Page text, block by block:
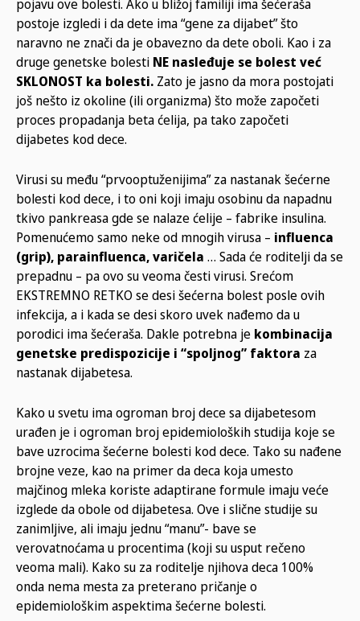
pojavu ove bolesti. Ako u bližoj familiji ima šećeraša
postoje izgledi i da dete ima “gene za dijabet” što
naravno ne znači da je obavezno da dete oboli. Kao i za
druge genetske bolesti NE nasleđuje se bolest već
SKLONOST ka bolesti. Zato je jasno da mora postojati
još nešto iz okoline (ili organizma) što može započeti
proces propadanja beta ćelija, pa tako započeti
dijabetes kod dece.
Virusi su među “prvooptuženijima” za nastanak šećerne
bolesti kod dece, i to oni koji imaju osobinu da napadnu
tkivo pankreasa gde se nalaze ćelije – fabrike insulina.
Pomenućemo samo neke od mnogih virusa – influenca
(grip), parainfluenca, varičela … Sada će roditelji da se
prepadnu – pa ovo su veoma česti virusi. Srećom
EKSTREMNO RETKO se desi šećerna bolest posle ovih
infekcija, a i kada se desi skoro uvek nađemo da u
porodici ima šećeraša. Dakle potrebna je kombinacija
genetske predispozicije i “spoljnog” faktora za
nastanak dijabetesa.
Kako u svetu ima ogroman broj dece sa dijabetesom
urađen je i ogroman broj epidemioloških studija koje se
bave uzrocima šećerne bolesti kod dece. Tako su nađene
brojne veze, kao na primer da deca koja umesto
majčinog mleka koriste adaptirane formule imaju veće
izglede da obole od dijabetesa. Ove i slične studije su
zanimljive, ali imaju jednu “manu”- bave se
verovatnoćama u procentima (koji su usput rečeno
veoma mali). Kako su za roditelje njihova deca 100%
onda nema mesta za preterano pričanje o
epidemiološkim aspektima šećerne bolesti.